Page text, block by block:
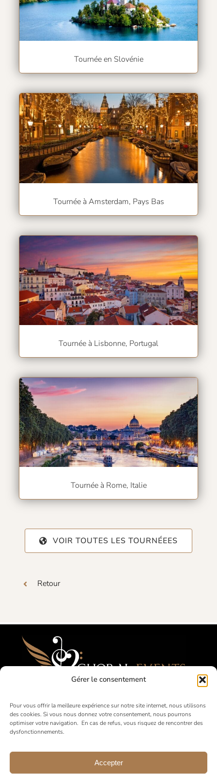
Gérer le consentement
Pour vous offrir la meilleure expérience sur notre site internet, nous utilisons
des cookies. Si vous nous donnez votre consentement, nous pourrons
optimiser votre navigation. En cas de refus, vous risquez de rencontrer des
dysfonctionnements.
Accepter
Tournée en Slovénie
Tournée à Amsterdam, Pays Bas
Tournée à Lisbonne, Portugal
Tournée à Rome, Italie
VOIR TOUTES LES TOURNÉEES
Retour
Festivals, Concours, Tournées pour les
Choeurs Amateurs
en France et à l’international